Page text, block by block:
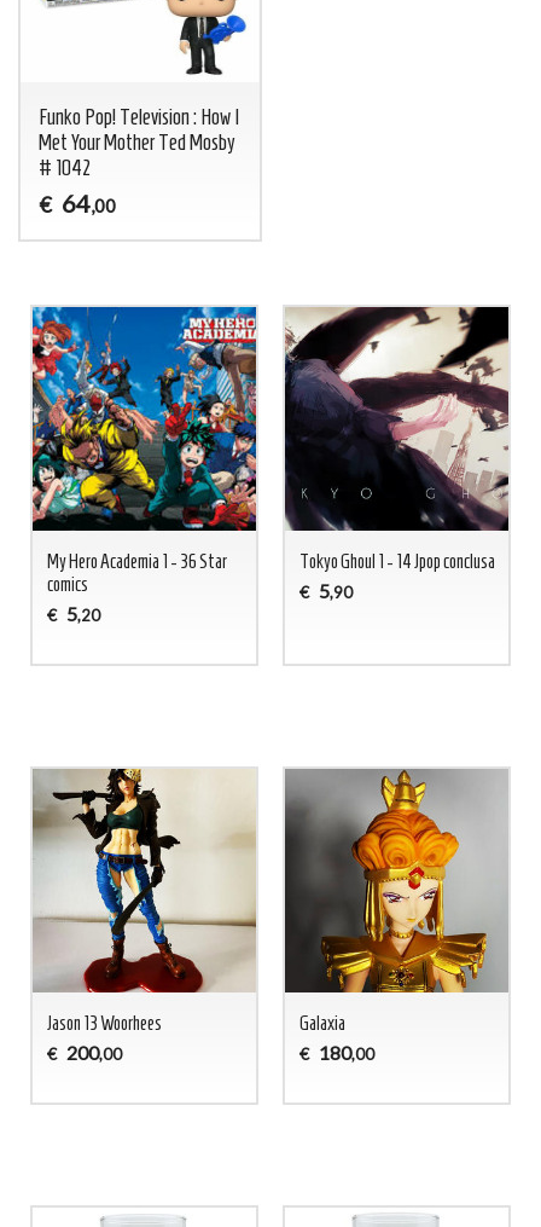
Funko Pop! Television : How I
Met Your Mother Ted Mosby
# 1042
€ 64,00
My Hero Academia 1 - 36 Star
comics
€ 5,20
Tokyo Ghoul 1 - 14 Jpop conclusa
€ 5,90
Jason 13 Woorhees
€ 200,00
Galaxia
€ 180,00